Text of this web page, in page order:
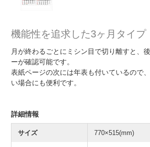
機能性を追求した3ヶ月タイプ
月が終わるごとにミシン目で切り離すと、
ーが確認可能です。
表紙ページの次には年表も付いているので
い場合にも便利です。
詳細情報
サイズ 770×515(mm)